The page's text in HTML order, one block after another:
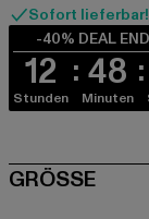
Sofort lieferbar!
-40% DEAL
12
Stunden
48
Minuten
SIZE
GRÖSSE